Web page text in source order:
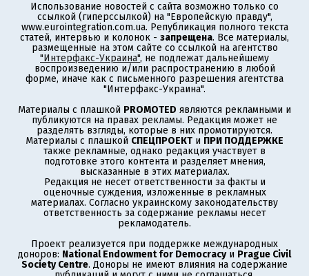
Использование новостей с сайта возможно только со
ссылкой (гиперссылкой) на "Европейскую правду",
www.eurointegration.com.ua. Републикация полного текста
статей, интервью и колонок - запрещена. Все материалы,
размещенные на этом сайте со ссылкой на агентство
"Интерфакс-Украина", не подлежат дальнейшему
воспроизведению и/или распространению в любой
форме, иначе как с письменного разрешения агентства
"Интерфакс-Украина".
Материалы с плашкой PROMOTED являются рекламными и
публикуются на правах рекламы. Редакция может не
разделять взгляды, которые в них промотируются.
Материалы с плашкой СПЕЦПРОЕКТ и ПРИ ПОДДЕРЖКЕ
также рекламные, однако редакция участвует в
подготовке этого контента и разделяет мнения,
высказанные в этих материалах.
Редакция не несет ответственности за факты и
оценочные суждения, изложенные в рекламных
материалах. Согласно украинскому законодательству
ответственность за содержание рекламы несет
рекламодатель.
Проект реализуется при поддержке международных
доноров: National Endowment for Democracyи Prague Civil
Society Centre. Доноры не имеют влияния на содержание